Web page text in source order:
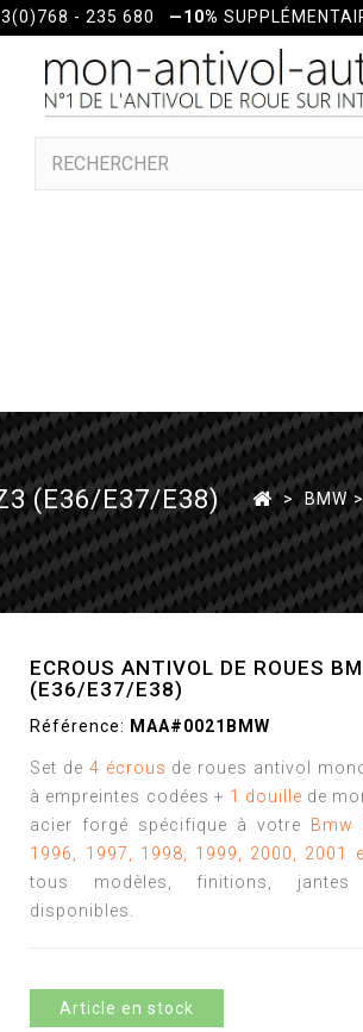
- 235 680 —10%
(E36/E37/E38) > BMW >
ECROUS ANTIVOL DE ROUES
(E36/E37/E38)
Référence: MAA#0021BMW
Set de 4 écrous de roues antivol
à empreintes codées + 1 douille de
acier forgé spécifique à votre Bmw
1996, 1997, 1998, 1999, 2000, 2001
tous modèles, finitions, jantes
disponibles.
Article en stock